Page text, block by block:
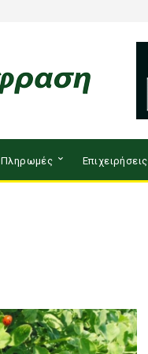
Πληρωμές Επιχειρήσεις